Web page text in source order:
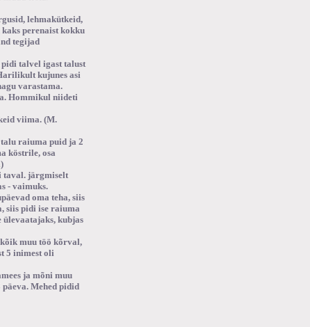
lehmakütkeid,
perenaist kokku
tegijad
pidi talvel igast talust
kujunes asi
varastama.
Hommikul niideti
viima. (M.
raiuma puid ja 2
köstrile, osa
taval. järgmiselt
- vaimuks.
oma teha, siis
siis pidi ise raiuma
kubjas
kõik muu töö kõrval,
5 inimest oli
ja mõni muu
päeva. Mehed pidid